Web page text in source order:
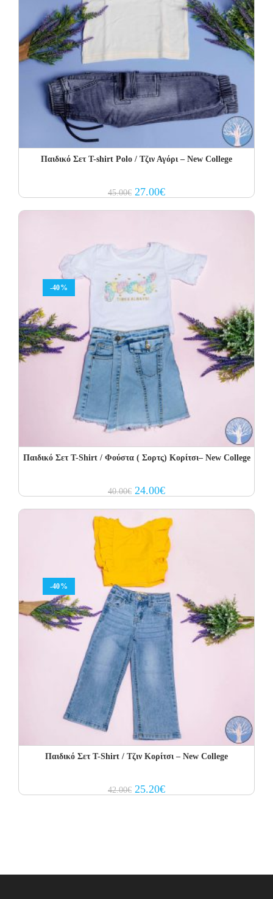
Παιδικό Σετ Τ-shirt Polo / Τζιν Αγόρι – New College
45.00€ Original
price
27.00€Current
price
-40%
Παιδικό Σετ Τ-Shirt / Φούστα ( Σορτς) Κορίτσι– New College
40.00€ Original
price
40.00€.
24.00€Current
price
24.00€.
-40%
Παιδικό Σετ Τ-Shirt / Τζιν Κορίτσι – New College
42.00€ Original
price
25.20€Current
price